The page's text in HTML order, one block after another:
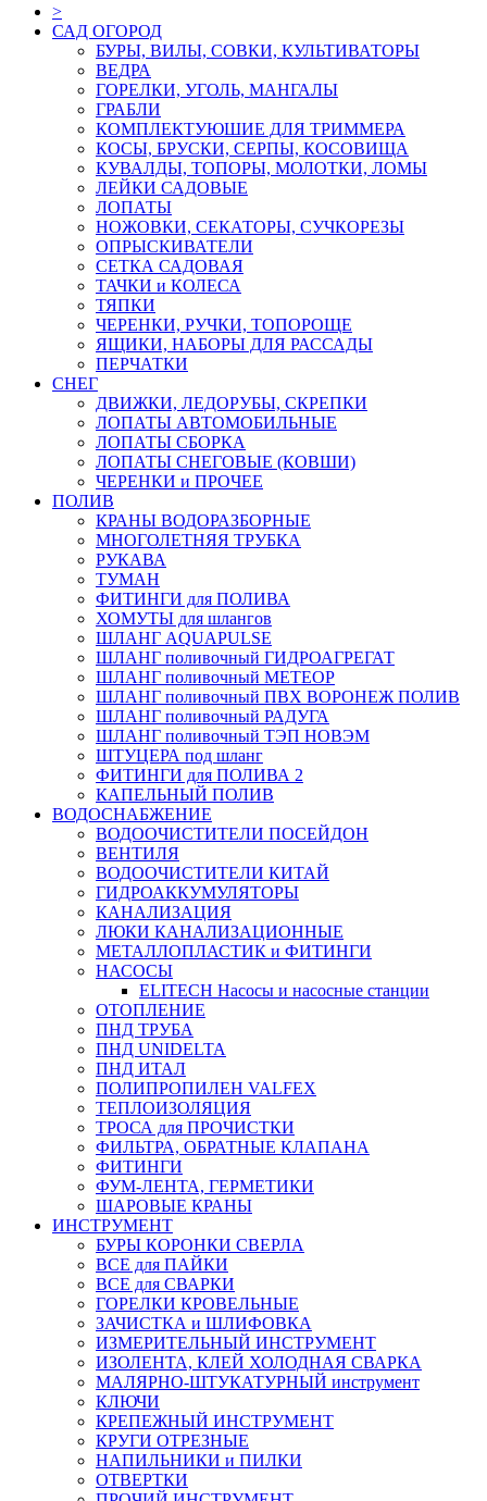
>
САД ОГОРОД
БУРЫ, ВИЛЫ, СОВКИ, КУЛЬТИВАТОРЫ
ВЕДРА
ГОРЕЛКИ, УГОЛЬ, МАНГАЛЫ
ГРАБЛИ
КОМПЛЕКТУЮШИЕ ДЛЯ ТРИММЕРА
КОСЫ, БРУСКИ, СЕРПЫ, КОСОВИЩА
КУВАЛДЫ, ТОПОРЫ, МОЛОТКИ, ЛОМЫ
ЛЕЙКИ САДОВЫЕ
ЛОПАТЫ
НОЖОВКИ, СЕКАТОРЫ, СУЧКОРЕЗЫ
ОПРЫСКИВАТЕЛИ
СЕТКА САДОВАЯ
ТАЧКИ и КОЛЕСА
ТЯПКИ
ЧЕРЕНКИ, РУЧКИ, ТОПОРОЩЕ
ЯЩИКИ, НАБОРЫ ДЛЯ РАССАДЫ
ПЕРЧАТКИ
СНЕГ
ДВИЖКИ, ЛЕДОРУБЫ, СКРЕПКИ
ЛОПАТЫ АВТОМОБИЛЬНЫЕ
ЛОПАТЫ СБОРКА
ЛОПАТЫ СНЕГОВЫЕ (КОВШИ)
ЧЕРЕНКИ и ПРОЧЕЕ
ПОЛИВ
КРАНЫ ВОДОРАЗБОРНЫЕ
МНОГОЛЕТНЯЯ ТРУБКА
РУКАВА
ТУМАН
ФИТИНГИ для ПОЛИВА
ХОМУТЫ для шлангов
ШЛАНГ AQUAPULSE
ШЛАНГ поливочный ГИДРОАГРЕГАТ
ШЛАНГ поливочный МЕТЕОР
ШЛАНГ поливочный ПВХ ВОРОНЕЖ ПОЛИВ
ШЛАНГ поливочный РАДУГА
ШЛАНГ поливочный ТЭП НОВЭМ
ШТУЦЕРА под шланг
ФИТИНГИ для ПОЛИВА 2
КАПЕЛЬНЫЙ ПОЛИВ
ВОДОСНАБЖЕНИЕ
ВОДООЧИСТИТЕЛИ ПОСЕЙДОН
ВЕНТИЛЯ
ВОДООЧИСТИТЕЛИ КИТАЙ
ГИДРОАККУМУЛЯТОРЫ
КАНАЛИЗАЦИЯ
ЛЮКИ КАНАЛИЗАЦИОННЫЕ
МЕТАЛЛОПЛАСТИК и ФИТИНГИ
НАСОСЫ
ELITECH Насосы и насосные станции
ОТОПЛЕНИЕ
ПНД ТРУБА
ПНД UNIDELTA
ПНД ИТАЛ
ПОЛИПРОПИЛЕН VALFEX
ТЕПЛОИЗОЛЯЦИЯ
ТРОСА для ПРОЧИСТКИ
ФИЛЬТРА, ОБРАТНЫЕ КЛАПАНА
ФИТИНГИ
ФУМ-ЛЕНТА, ГЕРМЕТИКИ
ШАРОВЫЕ КРАНЫ
ИНСТРУМЕНТ
БУРЫ КОРОНКИ СВЕРЛА
ВСЕ для ПАЙКИ
ВСЕ для СВАРКИ
ГОРЕЛКИ КРОВЕЛЬНЫЕ
ЗАЧИСТКА и ШЛИФОВКА
ИЗМЕРИТЕЛЬНЫЙ ИНСТРУМЕНТ
ИЗОЛЕНТА, КЛЕЙ ХОЛОДНАЯ СВАРКА
МАЛЯРНО-ШТУКАТУРНЫЙ инструмент
КЛЮЧИ
КРЕПЕЖНЫЙ ИНСТРУМЕНТ
КРУГИ ОТРЕЗНЫЕ
НАПИЛЬНИКИ и ПИЛКИ
ОТВЕРТКИ